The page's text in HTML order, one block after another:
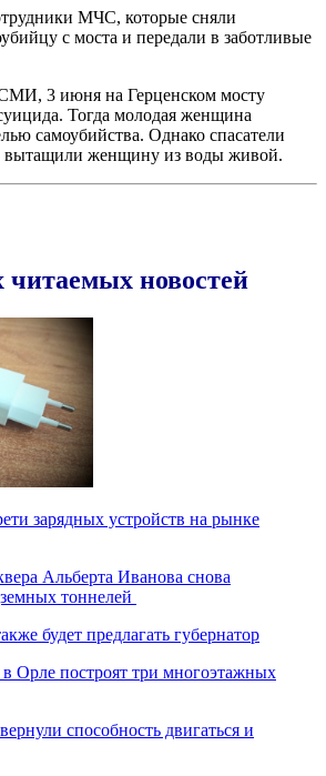
МЧС, которые сняли
с моста и передали в заботливые
3 июня на Герценском мосту
Тогда молодая женщина
самоубийства. Однако спасатели
вытащили женщину из воды живой.
новостей
зарядных устройств на рынке
Альберта Иванова снова
тоннелей
будет предлагать губернатор
Орле построят три многоэтажных
способность двигаться и